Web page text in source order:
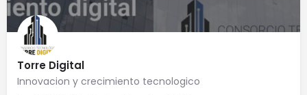
Torre Digital
Innovacion y crecimiento tecnologico